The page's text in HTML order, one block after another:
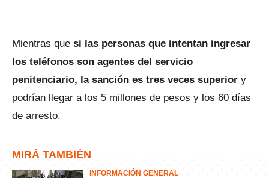
Mientras que si las personas que intentan ingresar
los teléfonos son agentes del servicio
penitenciario, la sanción es tres veces superior y
podrían llegar a los 5 millones de pesos y los 60 días
de arresto.
MIRÁ TAMBIÉN
INFORMACIÓN GENERAL